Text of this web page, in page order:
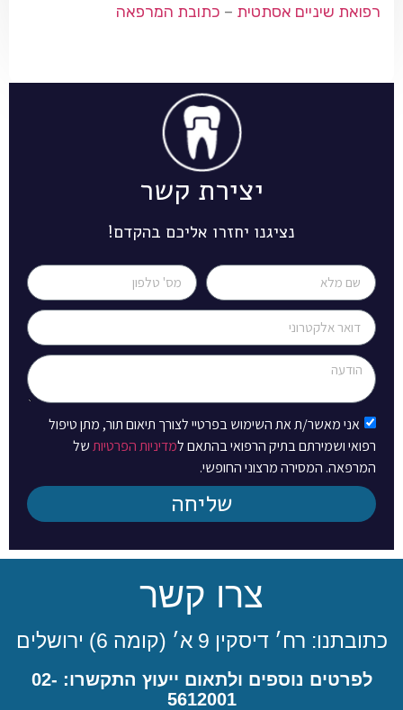
רפואת שיניים אסתטית – כתובת המרפאה
יצירת קשר
נציגנו יחזרו אליכם בהקדם!
אני מאשר/ת את השימוש בפרטיי לצורך תיאום תור, מתן טיפול
רפואי ושמירתם בתיק הרפואי בהתאם למדיניות הפרטיותשל
המרפאה. המסירה מרצוני החופשי.
שליחה
צרו קשר
כתובתנו: רח׳ דיסקין 9 א׳ (קומה 6) ירושלים
לפרטים נוספים ולתאום ייעוץ התקשרו: 02-
5612001